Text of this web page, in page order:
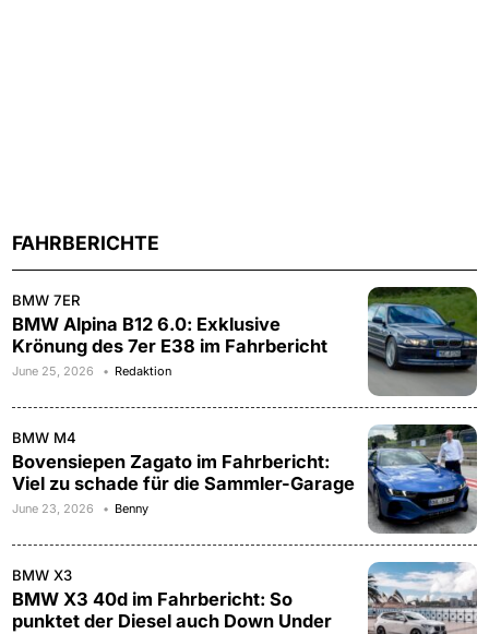
FAHRBERICHTE
BMW 7ER
BMW Alpina B12 6.0: Exklusive
Krönung des 7er E38 im Fahrbericht
June 25, 2026 Redaktion
BMW M4
Bovensiepen Zagato im Fahrbericht:
Viel zu schade für die Sammler-Garage
June 23, 2026 Benny
BMW X3
BMW X3 40d im Fahrbericht: So
punktet der Diesel auch Down Under